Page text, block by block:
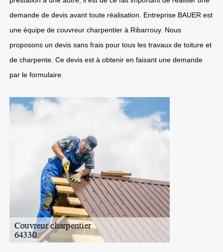
demande de devis avant toute réalisation. Entreprise BAUER est
une équipe de couvreur charpentier à Ribarrouy. Nous
proposons un devis sans frais pour tous les travaux de toiture et
de charpente. Ce devis est à obtenir en faisant une demande
par le formulaire.